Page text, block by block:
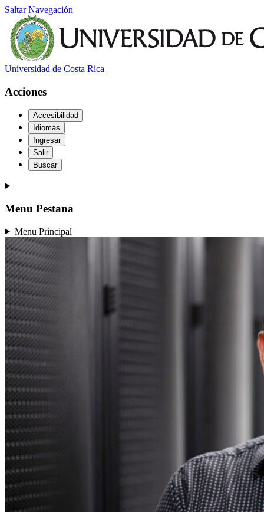
Saltar Navegación
Universidad de Costa Rica
Acciones
Accesibilidad
Idiomas
Ingresar
Salir
Buscar
Menu Pestana
Menu Principal